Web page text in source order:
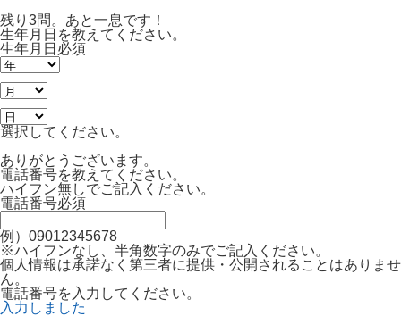
残り3問。あと一息です！
生年月日を教えてください。
生年月日 必須
選択してください。
ありがとうございます。
電話番号を教えてください。
ハイフン無しでご記入ください。
電話番号必須
例）09012345678
※ハイフンなし、半角数字のみでご記入ください。
個人情報は承諾なく第三者に提供・公開されることはありませ
ん。
電話番号を入力してください。
入力しました